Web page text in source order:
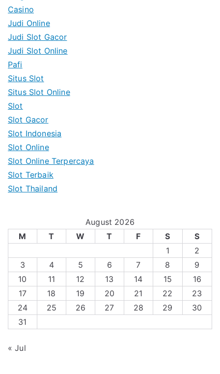
Casino
Judi Online
Judi Slot Gacor
Judi Slot Online
Pafi
Situs Slot
Situs Slot Online
Slot
Slot Gacor
Slot Indonesia
Slot Online
Slot Online Terpercaya
Slot Terbaik
Slot Thailand
August 2026
M
T W T F S
S
1
2
3
4 5 6 7 8
9
10
11 12 13 14 15
16
17
18 19 20 21 22
23
24
25 26 27 28 29
30
31
« Jul